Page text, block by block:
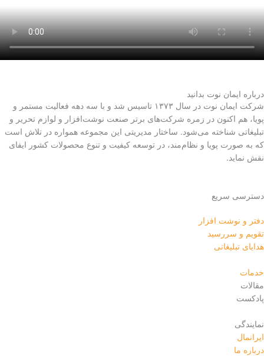
درباره ایمان نوت بدانید
شرکت ایمان نوت در سال ۱۳۷۳ تاسیس شد و با سه دهه فعالیت مستمر و
پویا، هم اکنون در زمره شرکت‌های برتر صنعت نوشت‌افزار و لوازم تحریر و
تبلیغاتی شناخته می‌شود. ساختار مدیریتی این مجموعه همواره در تلاش است
که به صورت پویا و نظام‌مند، در توسعه کیفیت و تنوع محصولات کشور ایفای
نقش نماید.
دسترسی سریع
دفتر و نوشت افزار
تقویم و سررسید
هدایای تبلیغاتی
خدمات
مقالات
پادکست
نمایندگی
ایرانمال
درباره ما